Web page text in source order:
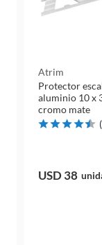
Atrim
Protector
aluminio 10 x
cromo mate
(
USD 38